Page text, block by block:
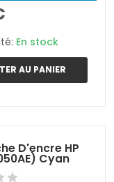
En stock
AU PANIER
D'encre HP
Cyan